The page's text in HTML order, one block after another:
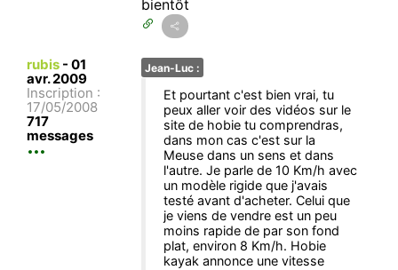
bientôt
rubis - 01
avr. 2009
Inscription :
17/05/2008
717
messages
Jean-Luc :
Et pourtant c'est bien vrai, tu
peux aller voir des vidéos sur le
site de hobie tu comprendras,
dans mon cas c'est sur la
Meuse dans un sens et dans
l'autre. Je parle de 10 Km/h avec
un modèle rigide que j'avais
testé avant d'acheter. Celui que
je viens de vendre est un peu
moins rapide de par son fond
plat, environ 8 Km/h. Hobie
kayak annonce une vitesse